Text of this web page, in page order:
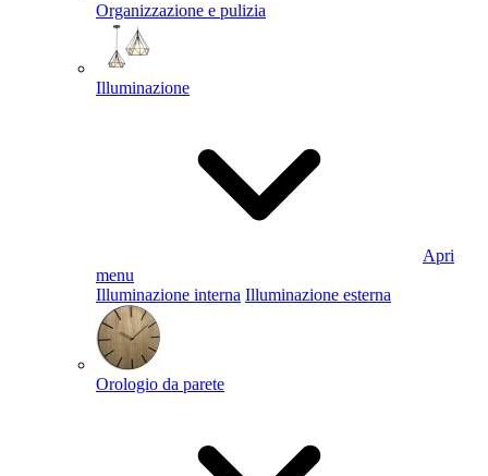
Organizzazione e pulizia
Illuminazione
Apri
menu
Illuminazione interna Illuminazione esterna
Orologio da parete